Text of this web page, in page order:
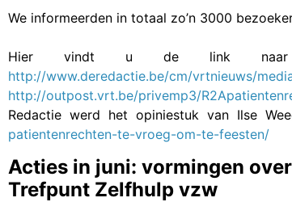
We informeerden in totaal zo’n 3000
Hier vindt u de link
http://www.deredactie.be/cm/vrtnieuws/
http://outpost.vrt.be/privemp3/
Redactie werd het opiniestuk van Ilse
patientenrechten-te-vroeg-om-te-feesten/
Acties in juni: vormingen
Trefpunt Zelfhulp vzw